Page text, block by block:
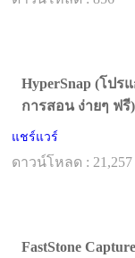
HyperSnap (โปร
การสอน ง่ายๆ ฟรี)
แชร์แวร์
ดาวน์โหลด : 21,257
FastStone